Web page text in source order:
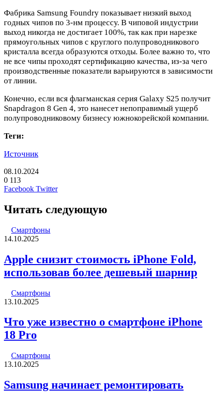
Фабрика Samsung Foundry показывает низкий выход
годных чипов по 3-нм процессу. В чиповой индустрии
выход никогда не достигает 100%, так как при нарезке
прямоугольных чипов с круглого полупроводникового
кристалла всегда образуются отходы. Более важно то, что
не все чипы проходят сертификацию качества, из-за чего
производственные показатели варьируются в зависимости
от линии.
Конечно, если вся флагманская серия Galaxy S25 получит
Snapdragon 8 Gen 4, это нанесет непоправимый ущерб
полупроводниковому бизнесу южнокорейской компании.
Теги:
Источник
08.10.2024
0 113
Facebook TwitterLinkedIn
Pinterest
Вконтакте
Одноклассники
Skype
WhatsApp
Telegram
Viber
Читать следующую
Смартфоны
14.10.2025
Apple снизит стоимость iPhone Fold,
использовав более дешевый шарнир
Смартфоны
13.10.2025
Что уже известно о смартфоне iPhone
18 Pro
Смартфоны
13.10.2025
Samsung начинает ремонтировать